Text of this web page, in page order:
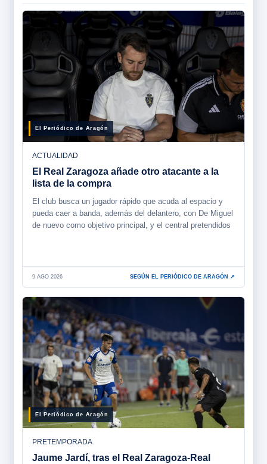
El Periódico de Aragón
ACTUALIDAD
El Real Zaragoza añade otro atacante a la
lista de la compra
El club busca un jugador rápido que acuda al espacio y
pueda caer a banda, además del delantero, con De Miguel
de nuevo como objetivo principal, y el central pretendidos
9 AGO 2026 SEGÚN EL PERIÓDICO DE ARAGÓN ↗
El Periódico de Aragón
PRETEMPORADA
Jaume Jardí, tras el Real Zaragoza-Real